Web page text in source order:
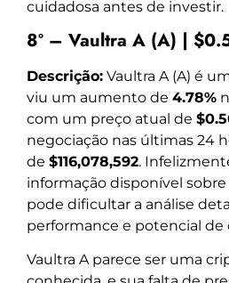
cuidadosa antes de investir.
8º – Vaultra A (A) |
Descrição: Vaultra A (A) é
viu um aumento de 4.78%
com um preço atual de
negociação nas últimas 24
de $116,078,592.
informação disponível sobre
pode dificultar a análise
performance e potencial de
Vaultra A parece ser uma